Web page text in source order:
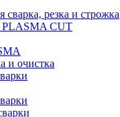
резка и строжка
PLASMA CUT
и очистка